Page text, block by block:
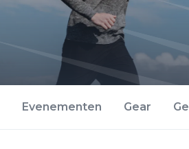
Evenementen Gear